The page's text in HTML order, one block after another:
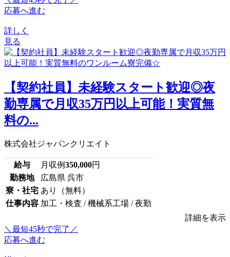
応募へ進む
詳しく
見る
【契約社員】未経験スタート歓迎◎夜
勤専属で月収35万円以上可能！実質無
料の...
株式会社ジャパンクリエイト
給与 月収例350,000円
勤務地
広島県 呉市
寮・社宅 あり（無料）
仕事内容 加工・検査 / 機械系工場 / 夜勤
詳細を表示
＼最短45秒で完了／
応募へ進む